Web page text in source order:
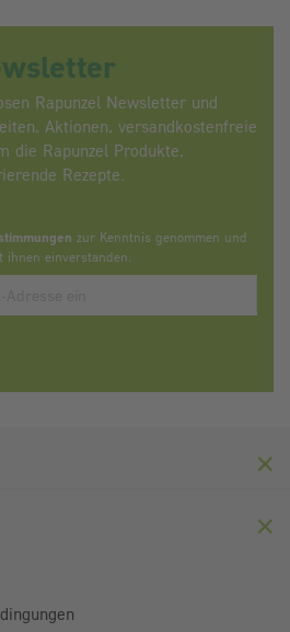
Rapunzel Newsletter und
Aktionen, versandkostenfreie
die Rapunzel Produkte,
Rezepte.
zur Kenntnis genommen und
ihnen einverstanden.
bitte E-Mail Adresse